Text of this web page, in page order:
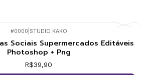
#0000 STUDIO KAKO
Sociais Supermercados Editáveis
Photoshop + Png
R$39,90